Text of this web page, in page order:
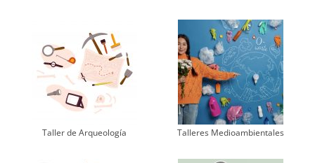
Taller de Arqueología Talleres Medioambientales